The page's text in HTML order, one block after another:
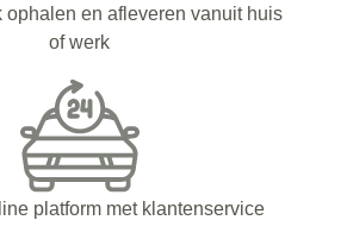
ophalen en afleveren vanuit huis
of werk
platform met klantenservice